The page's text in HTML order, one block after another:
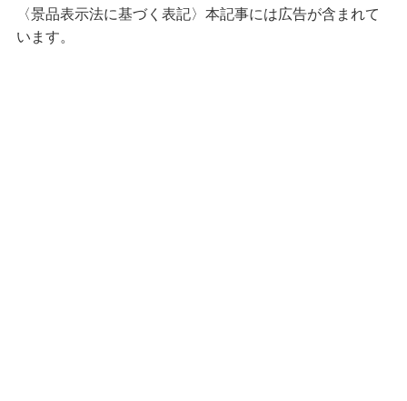
〈景品表示法に基づく表記〉本記事には広告が含まれて
います。